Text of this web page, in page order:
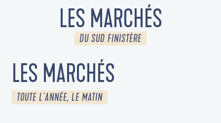
LES MARCHÉS
DU SUD FINISTÈRE
LES MARCHÉS
TOUTE L'ANNÉE, LE MATIN